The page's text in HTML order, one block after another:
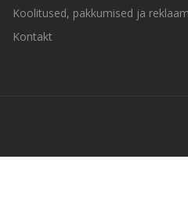
Koolitused, pakkumised ja
Kontakt